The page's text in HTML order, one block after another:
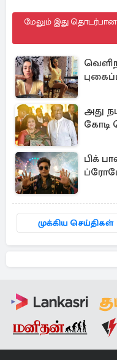
மேலும் இது தொடர்பான
அது
கோடி
பிக்
முக்கிய செய்திகள்